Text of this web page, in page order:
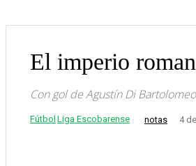
El imperio
Con gol de Agustín Di
Fútbol Liga Escobarense notas 4